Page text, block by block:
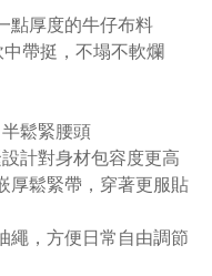
點厚度的牛仔布料
帶挺，不塌不軟爛
半鬆緊腰頭
計對身材包容度更高
厚鬆緊帶，穿著更服貼
繩，方便日常自由調節